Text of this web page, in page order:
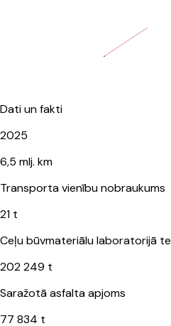
Dati un fakti
2025
6,5 mlj. km
Transporta vienību nobraukums
21 t
Ceļu būvmateriālu laboratorijā
202 249 t
Saražotā asfalta apjoms
77 834 t